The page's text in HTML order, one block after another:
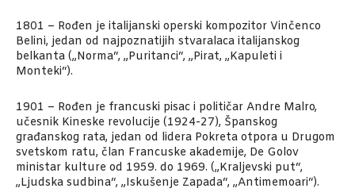
1801 – Rođen je italijanski operski kompozitor Vinčenco
Belini, jedan od najpoznatijih stvaralaca italijanskog
belkanta („Norma“, „Puritanci“, „Pirat, „Kapuleti i
Monteki“).
1901 – Rođen je francuski pisac i političar Andre Malro,
učesnik Kineske revolucije (1924-27), Španskog
građanskog rata, jedan od lidera Pokreta otpora u Drugom
svetskom ratu, član Francuske akademije, De Golov
ministar kulture od 1959. do 1969. („Kraljevski put“,
„Ljudska sudbina“, „Iskušenje Zapada“, „Antimemoari“).